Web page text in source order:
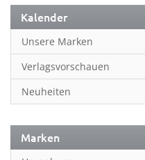
Kalender
Unsere Marken
Verlagsvorschauen
Neuheiten
Marken